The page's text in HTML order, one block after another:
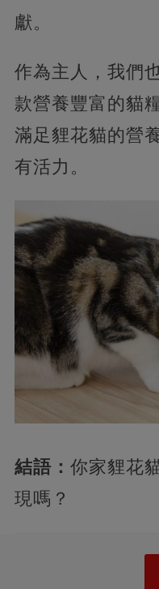
獻。
作為主人，我們
款營養豐富的貓
滿足貍花貓的營
有活力。
結語： 你家貍花
現嗎？